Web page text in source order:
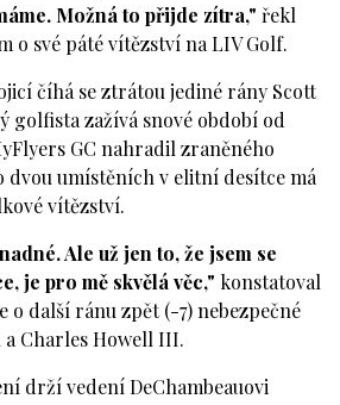
Možná to přijde zítra," řekl
o své páté vítězství na LIV Golf.
číhá se ztrátou jediné rány Scott
golfista zažívá snové období od
GC nahradil zraněného
dvou umístěních v elitní desítce má
vítězství.
Ale už jen to, že jsem se
je pro mě skvělá věc," konstatoval
o další ránu zpět (-7) nebezpečné
Charles Howell III.
drží vedení DeChambeauovi